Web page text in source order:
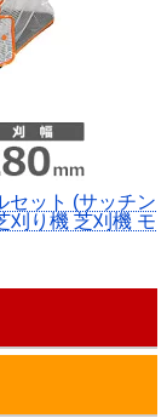
セット (サッチン
刈り機 芝刈機 モ